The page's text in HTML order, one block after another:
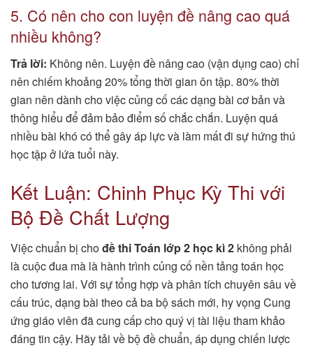
5. Có nên cho con luyện đề nâng cao quá
nhiều không?
Trả lời: Không nên. Luyện đề nâng cao (vận dụng cao) chỉ
nên chiếm khoảng 20% tổng thời gian ôn tập. 80% thời
gian nên dành cho việc củng cố các dạng bài cơ bản và
thông hiểu để đảm bảo điểm số chắc chắn. Luyện quá
nhiều bài khó có thể gây áp lực và làm mất đi sự hứng thú
học tập ở lứa tuổi này.
Kết Luận: Chinh Phục Kỳ Thi với
Bộ Đề Chất Lượng
Việc chuẩn bị chođề thi Toán lớp 2 học kì 2 không phải
là cuộc đua mà là hành trình củng cố nền tảng toán học
cho tương lai. Với sự tổng hợp và phân tích chuyên sâu về
cấu trúc, dạng bài theo cả ba bộ sách mới, hy vọng Cung
ứng giáo viên đã cung cấp cho quý vị tài liệu tham khảo
đáng tin cậy. Hãy tải về bộ đề chuẩn, áp dụng chiến lược